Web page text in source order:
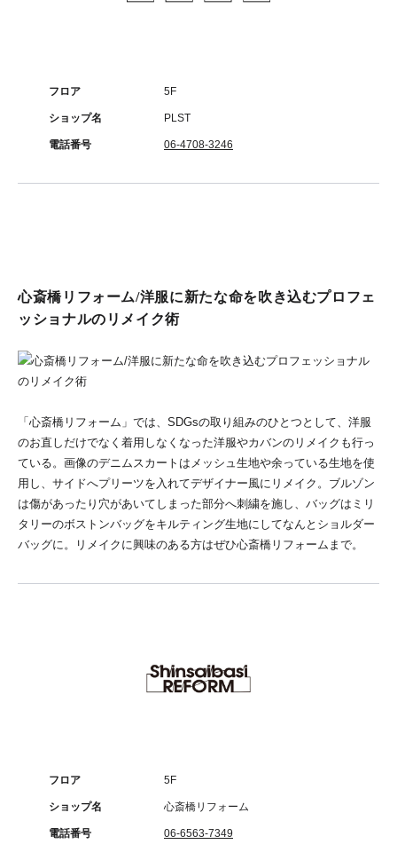
フロア 5F
ショップ名 PLST
電話番号 06-4708-3246
心斎橋リフォーム/洋服に新たな命を吹き込むプロフェ
ッショナルのリメイク術
「心斎橋リフォーム」では、SDGsの取り組みのひとつとして、洋服
のお直しだけでなく着用しなくなった洋服やカバンのリメイクも行っ
ている。画像のデニムスカートはメッシュ生地や余っている生地を使
用し、サイドへプリーツを入れてデザイナー風にリメイク。ブルゾン
は傷があったり穴があいてしまった部分へ刺繍を施し、バッグはミリ
タリーのボストンバッグをキルティング生地にしてなんとショルダー
バッグに。リメイクに興味のある方はぜひ心斎橋リフォームまで。
フロア 5F
ショップ名 心斎橋リフォーム
電話番号 06-6563-7349